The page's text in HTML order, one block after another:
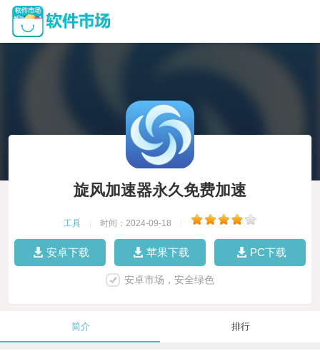
旋风加速器永久免费加速
工具 时间：2024-09-18
安卓下载 苹果下载 PC下载
安卓市场，安全绿色
简介 排行